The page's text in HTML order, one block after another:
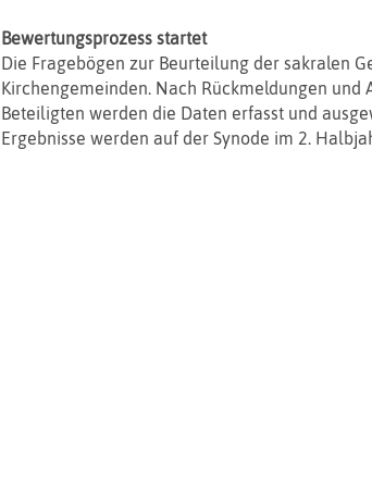
Bewertungsprozess startet
Die Fragebögen zur Beurteilung der sakralen
Kirchengemeinden. Nach Rückmeldungen
Beteiligten werden die Daten erfasst und
Ergebnisse werden auf der Synode im 2.